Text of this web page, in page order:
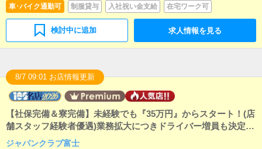
Cが苦手な人でも簡単にできます。■清掃・備品管理お
客様やキャストの方に快適にお過ごしいただくため、
店内の清掃や備品の管理・補充を行っていただきま
す。
車･バイク通勤可 制服貸与 入社祝い金支給 在宅ワーク可
検討中に追加 求人情報を見る
8/7 09:01 お店情報更新
【社保完備＆寮完備】未経験でも『35万円』からスタート！(店
舗スタッフ経験者優遇)業務拡大につきドライバー増員も決定！
アルバイトも大募集中です！
ジャパンクラブ富士